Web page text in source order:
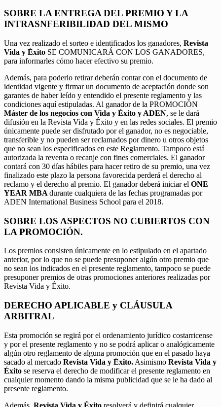
SOBRE LA ENTREGA DEL PREMIO Y LA
INTRASNFERIBILIDAD DEL MISMO
Una vez realizado el sorteo e identificados los ganadores, Revista
Vida y Éxito SE COMUNICARÁ CON LOS GANADORES,
para informarles cómo hacer efectivo su premio.
Además, para poderlo retirar deberán contar con el documento de
identidad vigente y firmar un documento de aceptación donde son
garantes de haber leído y entendido el presente reglamento y las
condiciones aquí estipuladas. Al ganador de la PROMOCIÓN
Máster de los negocios con Vida y Éxito y ADEN, se le dará
difusión en la Revista Vida y Éxito y en las redes sociales. El premio
únicamente puede ser disfrutado por el ganador, no es negociable,
transferible y no pueden ser reclamados por dinero u otros objetos
que no sean los especificados en este Reglamento. Tampoco está
autorizada la reventa o recanje con fines comerciales. El ganador
contará con 30 días hábiles para hacer retiro de su premio, una vez
finalizado este plazo la persona favorecida perderá el derecho al
reclamo y el derecho al premio. El ganador deberá iniciar el ONE
YEAR MBA durante cualquiera de las fechas programadas por
ADEN International Business School para el 2018.
SOBRE LOS ASPECTOS NO CUBIERTOS CON
LA PROMOCIÓN.
Los premios consisten únicamente en lo estipulado en el apartado
anterior, por lo que no se puede presuponer algún otro premio que
no sean los indicados en el presente reglamento, tampoco se puede
presuponer premios de otras promociones anteriores realizadas por
Revista Vida y Éxito.
DERECHO APLICABLE y CLÁUSULA
ARBITRAL
Esta promoción se regirá por el ordenamiento jurídico costarricense
y por el presente reglamento y no se podrá aplicar o analógicamente
algún otro reglamento de alguna promoción que en el pasado haya
sacado al mercado Revista Vida y Éxito. Asimismo Revista Vida y
Éxito se reserva el derecho de modificar el presente reglamento en
cualquier momento dando la misma publicidad que se le ha dado al
presente reglamento.
Además, Revista Vida y Éxito resolverá y definirá cualquier